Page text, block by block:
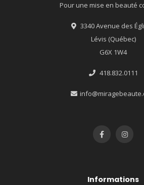
Pour une mise en beauté
3340 Avenue des
Lévis (Québec)
G6X 1W4
418.832.0111
Informations